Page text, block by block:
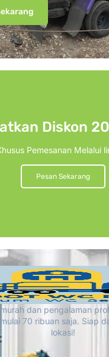
Diskon
Pemesanan Melalui
Pesan Sekarang
murah dan pengalaman
70 ribuan saja. Siap
lokasi!